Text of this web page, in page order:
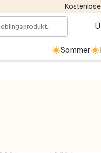
Sommer